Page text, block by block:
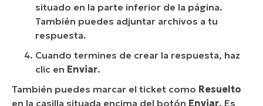
situado en la parte inferior de la página.
También puedes adjuntar archivos a tu
respuesta.
Cuando termines de crear la respuesta, haz
clic en Enviar.
También puedes marcar el ticket como Resuelto
en la casilla situada encima del botón Enviar. Es